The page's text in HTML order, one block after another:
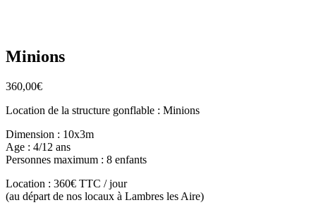
Minions
360,00€
Location de la structure gonflable : Minions
Dimension : 10x3m
Age : 4/12 ans
Personnes maximum : 8 enfants
Location : 360€ TTC / jour
(au départ de nos locaux à Lambres les Aire)